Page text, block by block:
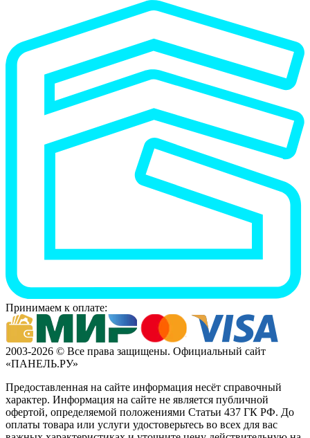
Принимаем к оплате:
2003-2026 © Все права защищены. Официальный сайт
«ПАНЕЛЬ.РУ»
Предоставленная на сайте информация несёт справочный
характер. Информация на сайте не является публичной
офертой, определяемой положениями Статьи 437 ГК РФ. До
оплаты товара или услуги удостоверьтесь во всех для вас